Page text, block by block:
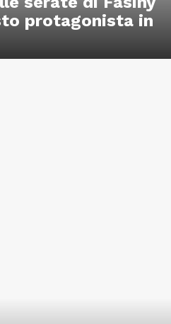
protagonista in